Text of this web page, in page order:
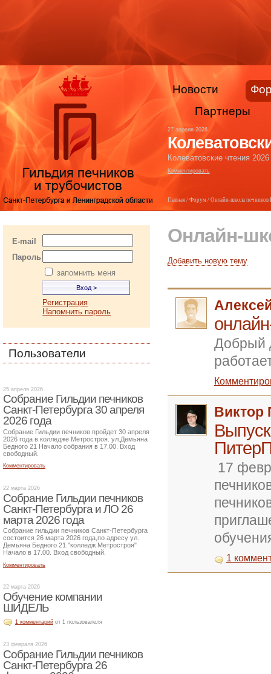
Онлайн-
Добавить новую тему
Добрый
Виктор
17
1
Главная/ Форум/ Онлайн-школа печников
E-mail
Пароль
запомнить меня
Регистрация
Напомнить пароль
Пользователи
25 апреля 2026
Собрание Гильдии печников
Санкт-Петербурга 30 апреля
2026 года
Собрание Гильдии печников пройдет 30 апреля
2026 года в колледже Метростроя. ул.Демьяна
Бедного 21 Начало собрания в 17.00. Вход
свободный.
Комментировать
22 марта 2026
Собрание Гильдии печников
Санкт-Петербурга и ЛО 26
марта 2026 года
Собрание гильдии печников Санкт-Петербурга
состоится 26 марта 2026 года,по адресу ул.
Демьяна Бедного 21."колледж Метростроя"
Начало в 17.00. Вход свободный.
Комментировать
22 марта 2026
Обучение компании
ШИДЕЛЬ
1 комментарий от 1 пользователя
23 февраля 2026
Собрание Гильдии печников
Санкт-Петербурга 26
Новости
Партнеры
27 апреля 2026
Колеватовские чтения
Комментировать